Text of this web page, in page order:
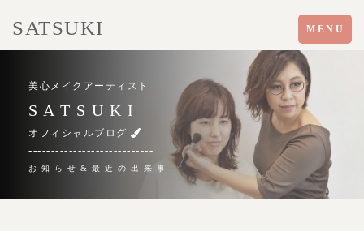
Toggle
navigation
MENU
SATSUKI
美心メイクアーティスト
S A T S U K I
オフィシャルブログ
----------------------------
お 知 ら せ & 最 近 の 出 来 事